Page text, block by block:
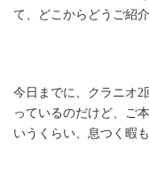
て、どこからどうご紹
今日までに、クラニオ2
っているのだけど、ご
いうくらい、息つく暇